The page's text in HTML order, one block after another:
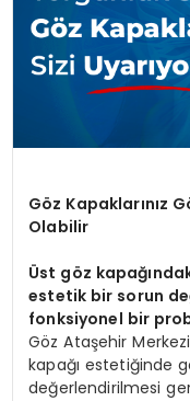
TEKNOLOJI
YAŞAM
Göz Kapaklarınız
Olabilir
Üst göz
estetik bir sorun
fonksiyonel bir
Göz Ataşehir
kapağı estetiğinde
değerlendirilmesi